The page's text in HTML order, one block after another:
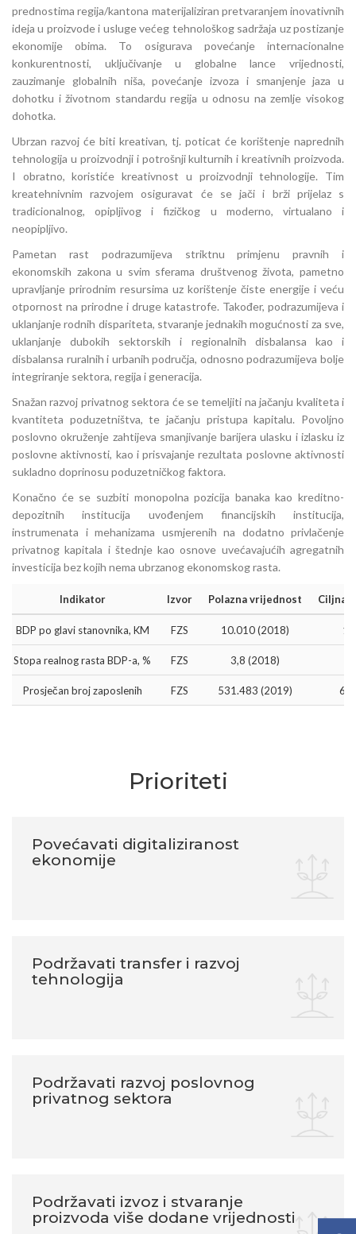
prednostima regija/kantona materijaliziran pretvaranjem inovativnih
ideja u proizvode i usluge većeg tehnološkog sadržaja uz postizanje
ekonomije obima. To osigurava povećanje internacionalne
konkurentnosti, uključivanje u globalne lance vrijednosti,
zauzimanje globalnih niša, povećanje izvoza i smanjenje jaza u
dohotku i životnom standardu regija u odnosu na zemlje visokog
dohotka.
Ubrzan razvoj će biti kreativan, tj. poticat će korištenje naprednih
tehnologija u proizvodnji i potrošnji kulturnih i kreativnih proizvoda.
I obratno, koristiće kreativnost u proizvodnji tehnologije. Tim
kreatehnivnim razvojem osiguravat će se jači i brži prijelaz s
tradicionalnog, opipljivog i fizičkog u moderno, virtualano i
neopipljivo.
Pametan rast podrazumijeva striktnu primjenu pravnih i
ekonomskih zakona u svim sferama društvenog života, pametno
upravljanje prirodnim resursima uz korištenje čiste energije i veću
otpornost na prirodne i druge katastrofe. Također, podrazumijeva i
uklanjanje rodnih dispariteta, stvaranje jednakih mogućnosti za sve,
uklanjanje dubokih sektorskih i regionalnih disbalansa kao i
disbalansa ruralnih i urbanih područja, odnosno podrazumijeva bolje
integriranje sektora, regija i generacija.
Snažan razvoj privatnog sektora će se temeljiti na jačanju kvaliteta i
kvantiteta poduzetništva, te jačanju pristupa kapitalu. Povoljno
poslovno okruženje zahtijeva smanjivanje barijera ulasku i izlasku iz
poslovne aktivnosti, kao i prisvajanje rezultata poslovne aktivnosti
sukladno doprinosu poduzetničkog faktora.
Konačno će se suzbiti monopolna pozicija banaka kao kreditno-
depozitnih institucija uvođenjem financijskih institucija,
instrumenata i mehanizama usmjerenih na dodatno privlačenje
privatnog kapitala i štednje kao osnove uvećavajućih agregatnih
investicija bez kojih nema ubrzanog ekonomskog rasta.
Indikator Izvor Polazna vrijednost Ciljna
BDP po glavi stanovnika, KM FZS 10.010 (2018)
Stopa realnog rasta BDP-a, % FZS 3,8 (2018)
Prosječan broj zaposlenih FZS 531.483 (2019)
Prioriteti
Povećavati digitaliziranost
ekonomije
Podržavati transfer i razvoj
tehnologija
Podržavati razvoj poslovnog
privatnog sektora
Podržavati izvoz i stvaranje
proizvoda više dodane vrijednosti